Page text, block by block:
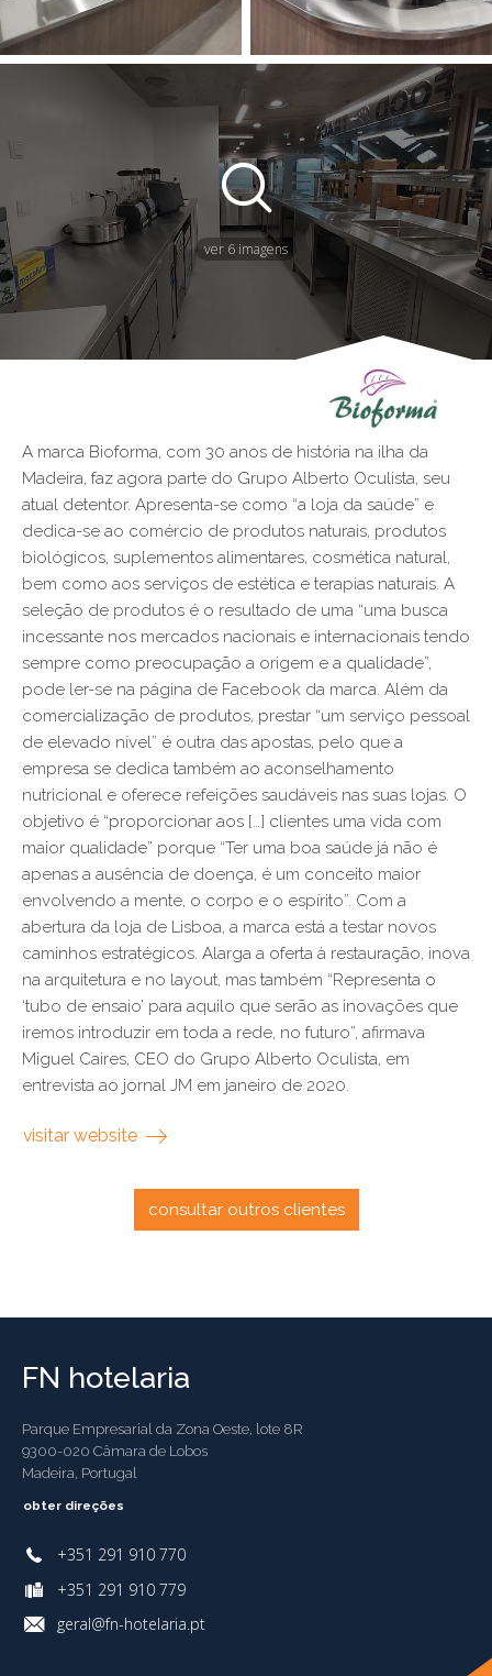
ver 6 imagens
A marca Bioforma, com 30 anos de história na ilha da
Madeira, faz agora parte do Grupo Alberto Oculista, seu
atual detentor. Apresenta-se como “a loja da saúde” e
dedica-se ao comércio de produtos naturais, produtos
biológicos, suplementos alimentares, cosmética natural,
bem como aos serviços de estética e terapias naturais. A
seleção de produtos é o resultado de uma “uma busca
incessante nos mercados nacionais e internacionais tendo
sempre como preocupação a origem e a qualidade”,
pode ler-se na página de Facebook da marca. Além da
comercialização de produtos, prestar “um serviço pessoal
de elevado nível” é outra das apostas, pelo que a
empresa se dedica também ao aconselhamento
nutricional e oferece refeições saudáveis nas suas lojas. O
objetivo é “proporcionar aos […] clientes uma vida com
maior qualidade” porque “Ter uma boa saúde já não é
apenas a ausência de doença, é um conceito maior
envolvendo a mente, o corpo e o espírito”. Com a
abertura da loja de Lisboa, a marca está a testar novos
caminhos estratégicos. Alarga a oferta à restauração, inova
na arquitetura e no layout, mas também “Representa o
‘tubo de ensaio’ para aquilo que serão as inovações que
iremos introduzir em toda a rede, no futuro”, afirmava
Miguel Caires, CEO do Grupo Alberto Oculista, em
entrevista ao jornal JM em janeiro de 2020.
visitar website
consultar outros clientes
FN hotelaria
Parque Empresarial da Zona Oeste, lote 8R
9300-020 Câmara de Lobos
Madeira, Portugal
obter direções
+351 291 910 770
+351 291 910 779
geral@fn-hotelaria.pt